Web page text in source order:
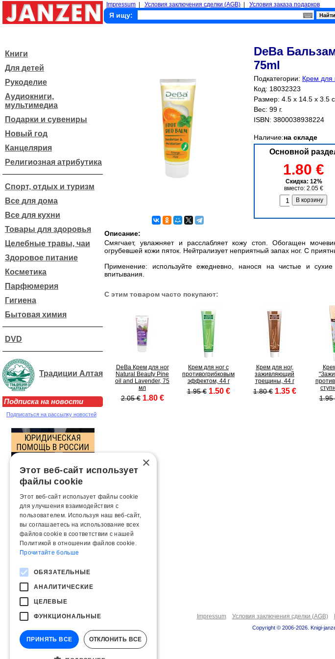
Impressum Условия заключения сделки (AGB) Условия заказа подарков
Я ищу:
Книги
Для детей
Рукоделие
Аудиокниги,
мультимедиа
Подарки и сувениры
Новый год
Канцелярия
Религиозная атрибутика
Спорт, отдых и туризм
Все для дома
Все для кухни
Товары для здоровья
Целебные травы, чаи
Здоровое питание
Косметика
Парфюмерия
Гигиена
Бытовая химия
DVD
Традиции Алтая
Подписка на новости
Подписаться на рассылку новостей
DeBa
75ml
Подкатегории: Крем для
Код: 18032323
Размер: 4.5 x 14.5 x 3.5
Вес: 99 г.
ISBN: 3800038938224
Наличие:на складе
Основной
1.80 €
Скидка: 12%
вместо: 2.05 €
Описание:
Смягчает, увлажняет и расслабляет кожу стоп. Обогащен
огрубевшей кожи пяток. Нейтрализует неприятный запах ног. С
Применение: используйте ежедневно, нанося на чистые и
впитывания.
С этим товаром часто покупают:
DeBa Крем для ног
Natural Beauty Pine
oil and Lavender, 75
мл
2.05 € 1.80 €
Крем для ног с
противогрибковым
эффектом, 44 г
1.95 € 1.50 €
Крем для ног,
заживляющий
трещины, 44 г
1.80 € 1.35 €
1.95
Impressum Условия заключения сделки (AGB)
Copyright © 2006-2026. Knigi-
×
Этот веб-сайт использует
файлы cookie
Этот веб-сайт использует файлы cookie
для улучшения взаимодействия с
пользователем. Используя наш веб-сайт,
вы соглашаетесь на использование всех
файлов cookie в соответствии с нашей
Политикой в ​​отношении файлов cookie.
Прочитайте больше
ОБЯЗАТЕЛЬНЫЕ
АНАЛИТИЧЕСКИЕ
ЦЕЛЕВЫЕ
ФУНКЦИОНАЛЬНЫЕ
ПРИНЯТЬ ВСЕ ОТКЛОНИТЬ ВСЕ